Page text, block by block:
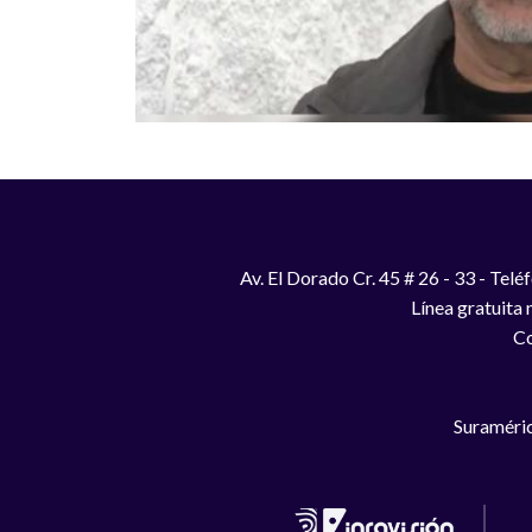
Av. El Dorado Cr. 45 # 26 - 33 -
Línea gratuita